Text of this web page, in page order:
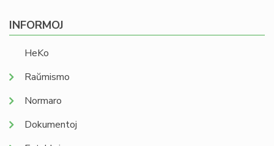
INFORMOJ
HeKo
Raŭmismo
Normaro
Dokumentoj